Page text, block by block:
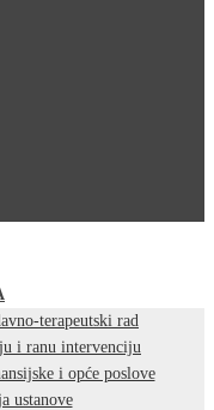
terapeutski rad
i ranu intervenciju
i opće poslove
ustanove